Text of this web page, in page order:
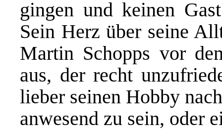
gingen und keinen
Sein Herz über seine
Martin Schopps vor
aus, der recht
lieber seinen Hobby
anwesend zu sein, oder